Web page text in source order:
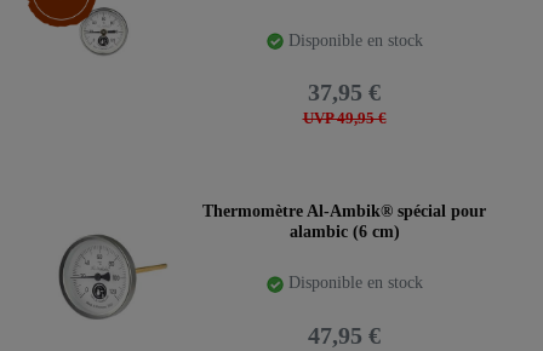
Disponible en stock
UVP 49,95 €
37,95 €
Thermomètre Al-Ambik® spécial pour
alambic (6 cm)
Disponible en stock
47,95 €